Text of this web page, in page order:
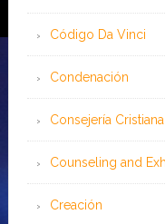
Código Da Vinci
Condenación
Consejería Cristiana
Counseling and
Creación